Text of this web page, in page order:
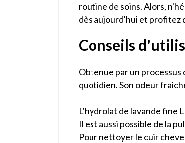
routine de soins. Alors,
dès aujourd'hui et profitez
Conseils
Obtenue par un processus
quotidien. Son odeur
L’hydrolat de lavande fine
Il est aussi possible de la
Pour nettoyer le cuir